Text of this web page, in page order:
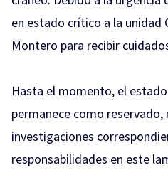
en estado crítico a la unidad
Montero para recibir
Hasta el momento, el
permanece como
investigaciones
responsabilidades en este